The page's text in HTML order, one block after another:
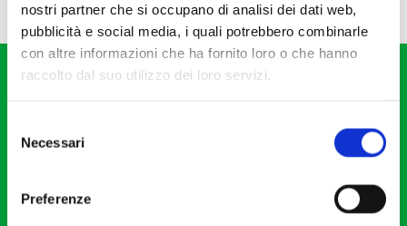
nostri partner che si occupano di analisi dei dati web,
pubblicità e social media, i quali potrebbero combinarle
con altre informazioni che ha fornito loro o che hanno
raccolto dal suo utilizzo dei loro servizi.
delNecessari
Preferenze
Via S. Giovanni sul Muro, 2